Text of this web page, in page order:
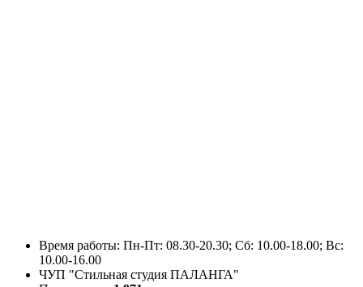
Время работы: Пн-Пт: 08.30-20.30; Сб: 10.00-18.00; Вс:
10.00-16.00
ЧУП "Стильная студия ПАЛАНГА"